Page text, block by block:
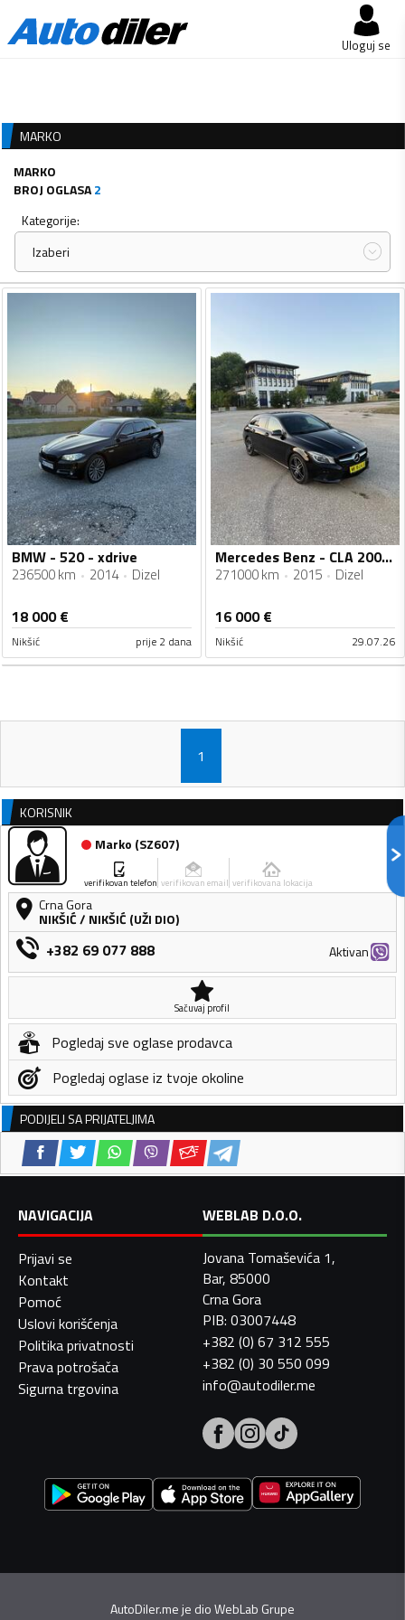
Uloguj se
MARKO
MARKO
BROJ OGLASA2
Kategorije:
Izaberi
BMW - 520 - xdrive
236500 km 2014 Dizel
18 000€
Nikšić prije 2 dana
Mercedes Benz - CLA 200 - 2.0
271000 km 2015 Dizel
16 000€
Nikšić 29.07.26
1
KORISNIK
Marko (SZ607)
verifikovan telefon verifikovan email verifikovana lokacija
Crna Gora
NIKŠIĆ/ NIKŠIĆ (UŽI DIO)
+382 69 077 888 Aktivan
Sačuvaj profil
Pogledaj sve oglase prodavca
Pogledaj oglase iz tvoje okoline
PODIJELI SA PRIJATELJIMA
NAVIGACIJA
Prijavi se
Kontakt
Pomoć
Uslovi korišćenja
Politika privatnosti
Prava potrošača
Sigurna trgovina
WEBLAB D.O.O.
Jovana Tomaševića 1,
Bar, 85000
Crna Gora
PIB: 03007448
+382 (0) 67 312 555
+382 (0) 30 550 099
info@autodiler.me
AutoDiler.me je dioWebLab Grupe